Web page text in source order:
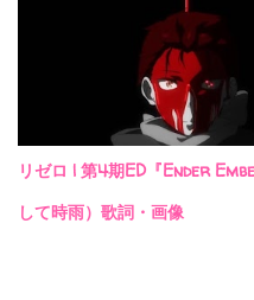
リゼロ | 第4期ED『Ender
して時雨）歌詞・画像